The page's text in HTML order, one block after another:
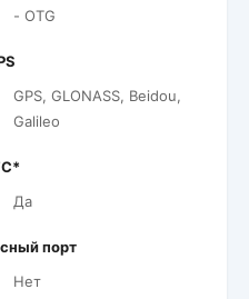
- OTG
GPS, GLONASS, Beidou,
Galileo
Да
порт
Нет